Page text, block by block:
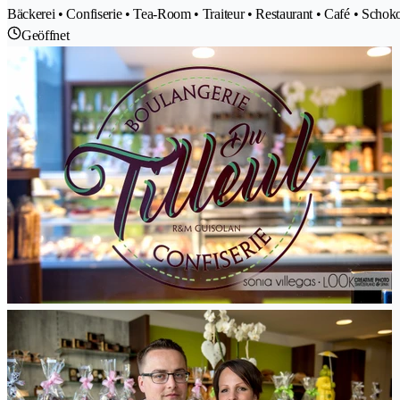
Bäckerei • Confiserie • Tea-Room • Traiteur • Restaurant • Café •
Geöffnet